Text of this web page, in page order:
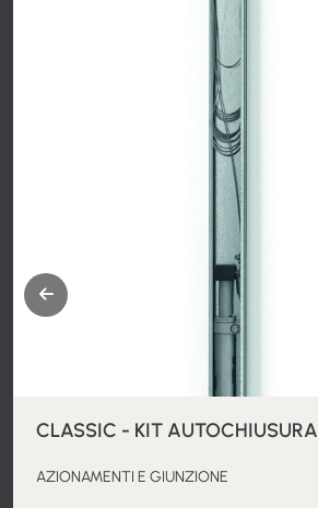
CLASSIC - KIT AUTOCHIUSURA
AZIONAMENTI E GIUNZIONE